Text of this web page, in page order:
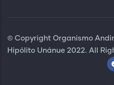
© Copyright Organismo
Hipólito Unánue 2022. All